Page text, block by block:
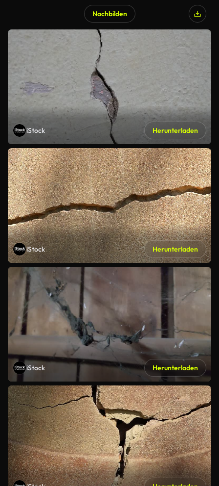
Nachbilden
iStock Herunterladen
iStock Herunterladen
iStock Herunterladen